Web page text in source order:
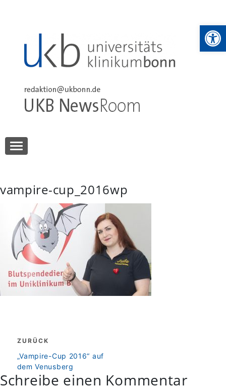
UKB NewsRoom
vampire-cup_2016wp
Beitragsnavigation
ZURÜCK
zurück
„Vampire-Cup 2016“ auf
dem Venusberg
Schreibe einen Kommentar